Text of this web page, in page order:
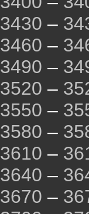
3430 –
3460 –
3490 –
3520 –
3550 –
3580 –
3610 –
3640 –
3670 –